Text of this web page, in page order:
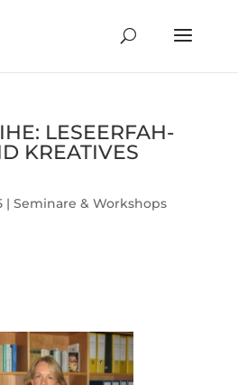
LESE­ER­FAH­
KREA­TIVES
| Seminare & Workshops